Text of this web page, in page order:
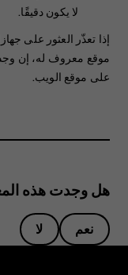
لا يكون دقيقًا.
إذا تعذّر العثور على
موقع معروف له، إن وجد.
على موقع الويب.
هل وجدت هذه
نعم لا